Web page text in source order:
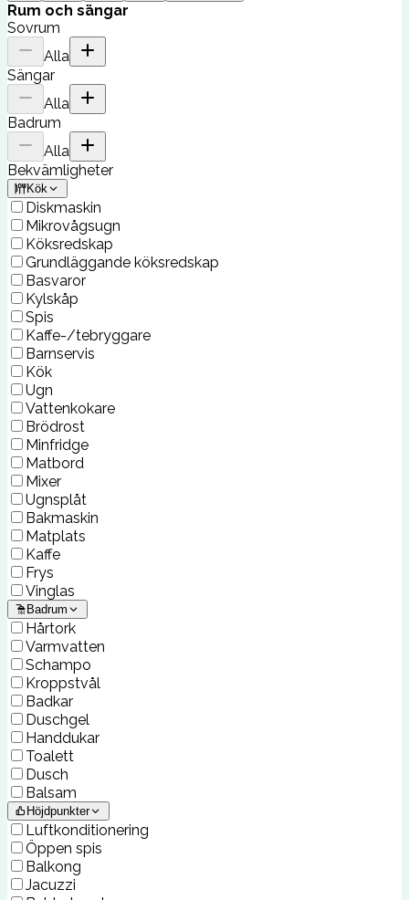
Rum och sängar
Sovrum
Alla
Sängar
Alla
Badrum
Alla
Bekvämligheter
Kök
Diskmaskin
Mikrovågsugn
Köksredskap
Grundläggande köksredskap
Basvaror
Kylskåp
Spis
Kaffe-/tebryggare
Barnservis
Kök
Ugn
Vattenkokare
Brödrost
Minfridge
Matbord
Mixer
Ugnsplåt
Bakmaskin
Matplats
Kaffe
Frys
Vinglas
Badrum
Hårtork
Varmvatten
Schampo
Kroppstvål
Badkar
Duschgel
Handdukar
Toalett
Dusch
Balsam
Höjdpunkter
Luftkonditionering
Öppen spis
Balkong
Jacuzzi